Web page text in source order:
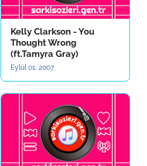
Kelly Clarkson - You
Thought Wrong
(ft.Tamyra Gray)
Eylül 01, 2007